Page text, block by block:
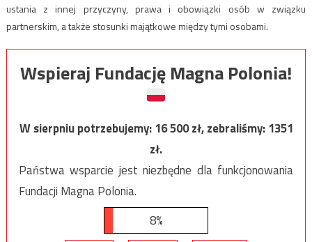
ustania z innej przyczyny, prawa i obowiązki osób w związku
partnerskim, a także stosunki majątkowe między tymi osobami.
Wspieraj Fundację Magna Polonia!
W sierpniu potrzebujemy:16 500zł, zebraliśmy:1351
zł.
Państwa wsparcie jest niezbędne dla funkcjonowania
Fundacji Magna Polonia.
8%